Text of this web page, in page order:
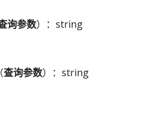
询参数）：string
查询参数）：string